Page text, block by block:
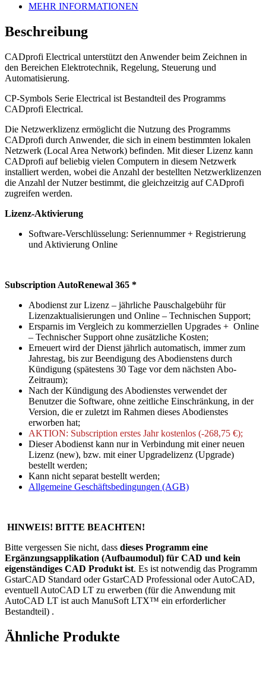
MEHR INFORMATIONEN
Beschreibung
CADprofi Electrical unterstützt den Anwender beim Zeichnen in
den Bereichen Elektrotechnik, Regelung, Steuerung und
Automatisierung.
CP-Symbols Serie Electrical ist Bestandteil des Programms
CADprofi Electrical.
Die Netzwerklizenz ermöglicht die Nutzung des Programms
CADprofi durch Anwender, die sich in einem bestimmten lokalen
Netzwerk (Local Area Network) befinden. Mit dieser Lizenz kann
CADprofi auf beliebig vielen Computern in diesem Netzwerk
installiert werden, wobei die Anzahl der bestellten Netzwerklizenzen
die Anzahl der Nutzer bestimmt, die gleichzeitzig auf CADprofi
zugreifen werden.
Lizenz-Aktivierung
Software-Verschlüsselung: Seriennummer + Registrierung
und Aktivierung Online
Subscription AutoRenewal 365 *
Abodienst zur Lizenz – jährliche Pauschalgebühr für
Lizenzaktualisierungen und Online – Technischen Support;
Ersparnis im Vergleich zu kommerziellen Upgrades + Online
– Technischer Support ohne zusätzliche Kosten;
Erneuert wird der Dienst jährlich automatisch, immer zum
Jahrestag, bis zur Beendigung des Abodienstens durch
Kündigung (spätestens 30 Tage vor dem nächsten Abo-
Zeitraum);
Nach der Kündigung des Abodienstes verwendet der
Benutzer die Software, ohne zeitliche Einschränkung, in der
Version, die er zuletzt im Rahmen dieses Abodienstes
erworben hat;
AKTION: Subscription erstes Jahr kostenlos (-268,75 €);
Dieser Abodienst kann nur in Verbindung mit einer neuen
Lizenz (new), bzw. mit einer Upgradelizenz (Upgrade)
bestellt werden;
Kann nicht separat bestellt werden;
Allgemeine Geschäftsbedingungen (AGB)
HINWEIS! BITTE BEACHTEN!
Bitte vergessen Sie nicht, dass dieses Programm eine
Ergänzungsapplikation (Aufbaumodul) für CAD und kein
eigenständiges CAD Produkt ist. Es ist notwendig das Programm
GstarCAD Standard oder GstarCAD Professional oder AutoCAD,
eventuell AutoCAD LT zu erwerben (für die Anwendung mit
AutoCAD LT ist auch ManuSoft LTX™ ein erforderlicher
Bestandteil) .
Ähnliche Produkte